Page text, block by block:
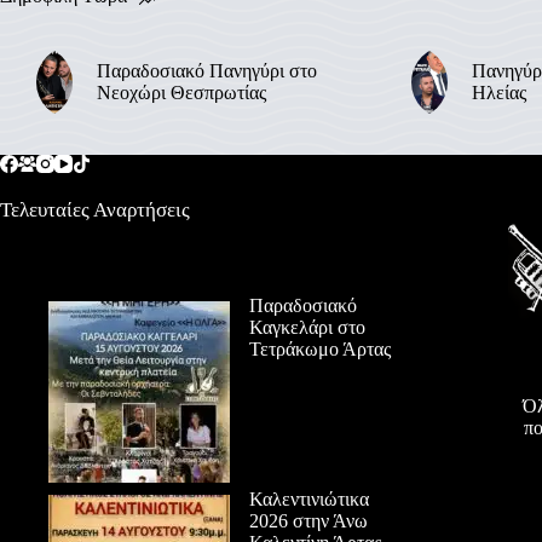
Παραδοσιακό Πανηγύρι στο
Νεοχώρι Θεσπρωτίας
Ηλείας
Τελευταίες Αναρτήσεις
Παραδοσιακό
Καγκελάρι στο
Τετράκωμο Άρτας
Καλεντινιώτικα
2026 στην Άνω